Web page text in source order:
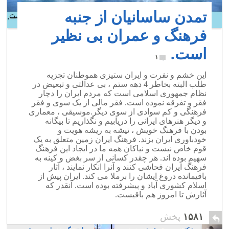
تمدن ساسانیان از جنبه
فرهنگ و عمران بی نظیر
است.
۱
این خشم و نفرت و ایران ستیزی هموطنان تجزیه
طلب البته بخاطر 4 دهه ستم ، بی عدالتی و تبعیض در
نظام جمهوری اسلامی است که مردم ایران را دچار
فقر و تفرقه نموده است. فقر مالی از یک سوی و فقر
فرهنگی و کم سوادی از سوی دیگر.موسیقی ، معماری
و دیگر هنرهای ایرانی را دریابیم و نگذاریم تا بیگانه
بودن با فرهنگ خویش ، تیشه به ریشه هویت و
خودباوری ایران بزند. فرهنگ ایران زمین متعلق به یک
قوم خاص نیست و نیاکان همه ما در ایجاد این فرهنگ
سهیم بوده اند. هر چقدر کسانی از سر بغض و کینه به
فرهنگ ایران فحاشی کنند و آنرا انکار نمایند ، آثار
باقیمانده دروغ ایشان را برملا می کند. ایران پیش از
اسلام کشوری آباد و پیشرفته بوده است. آنقدر که
آثارش تا امروز هم باقیست.
۱۵۸۱ پخش